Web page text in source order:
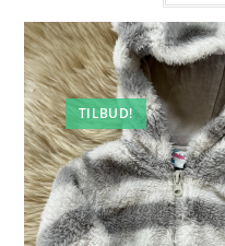
TILBUD!